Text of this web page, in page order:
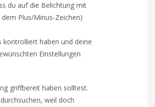
du auf die Belichtung mit
Plus/Minus-Zeichen)
kontrolliert haben und deine
Einstellungen
griffbereit haben solltest.
weil doch